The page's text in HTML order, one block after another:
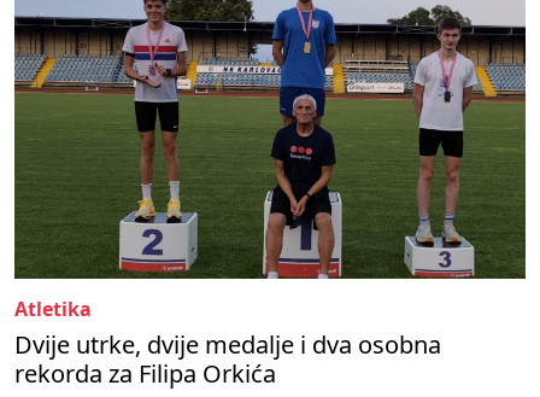
Atletika
Dvije utrke, dvije medalje i dva osobna
rekorda za Filipa Orkića